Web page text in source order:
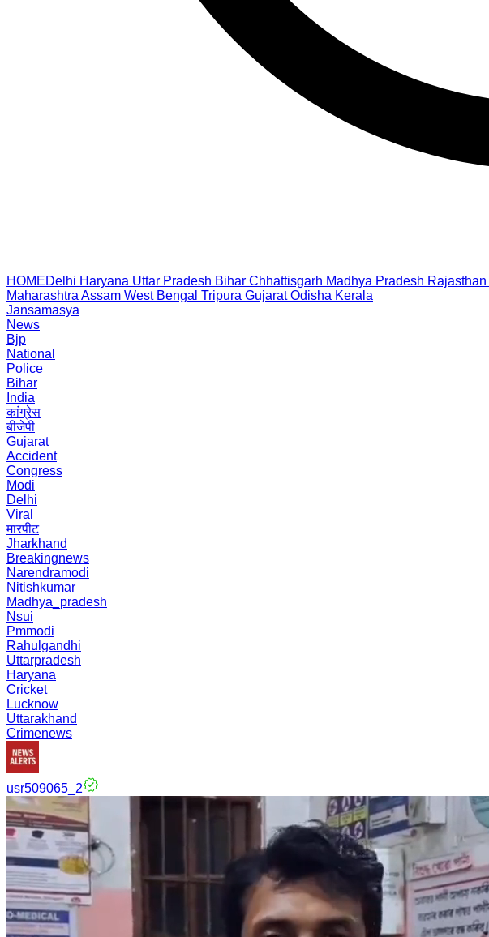
HOMEDelhi Haryana Uttar Pradesh Bihar Chhattisgarh Madhya Pradesh Rajasthan
Maharashtra Assam West Bengal Tripura Gujarat Odisha Kerala
Jansamasya
News
Bjp
National
Police
Bihar
India
कांग्रेस
बीजेपी
Gujarat
Accident
Congress
Modi
Delhi
Viral
मारपीट
Jharkhand
Breakingnews
Narendramodi
Nitishkumar
Madhya_pradesh
Nsui
Pmmodi
Rahulgandhi
Uttarpradesh
Haryana
Cricket
Lucknow
Uttarakhand
Crimenews
usr509065_2